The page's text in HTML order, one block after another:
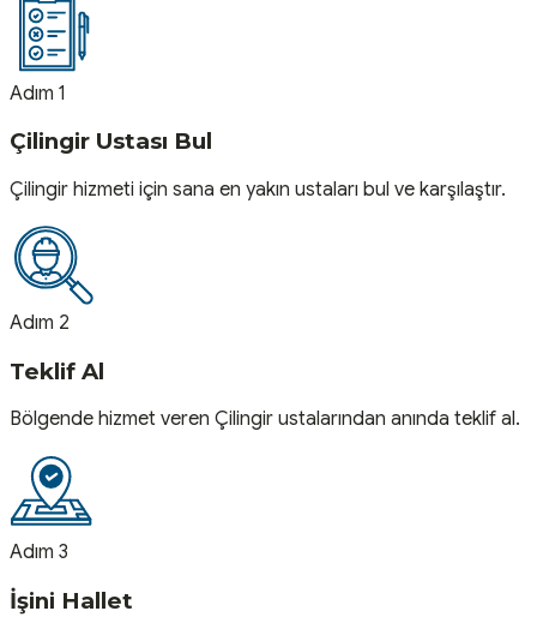
Adım 1
Çilingir Ustası Bul
Çilingir hizmeti için sana en yakın ustaları bul ve karşılaştır.
Adım 2
Teklif Al
Bölgende hizmet veren Çilingir ustalarından anında teklif al.
Adım 3
İşini Hallet